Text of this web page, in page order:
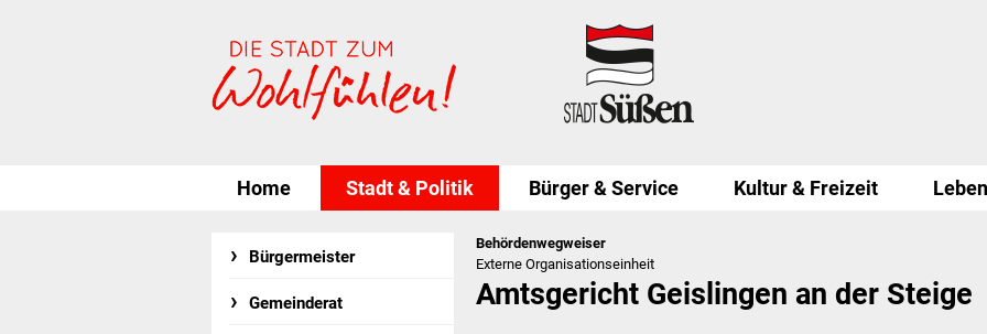
Home Stadt & Politik Bürger & Service Kultur & Freizeit
Bürgermeister
Gemeinderat
Behördenwegweiser
Externe Organisationseinheit
Amtsgericht Geislingen an der Steige